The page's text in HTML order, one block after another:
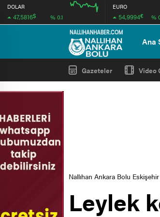
DOLAR
47,5816$ % 0.1
12:00
EURO
54,9994€ %
Ana
Gazeteler Video
Nallıhan Ankara Bolu
Leylek